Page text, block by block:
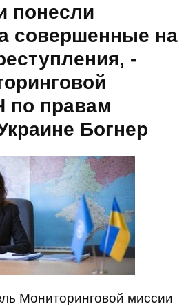
понесли
совершенные на
-
по правам
Богнер
Мониторинговой миссии